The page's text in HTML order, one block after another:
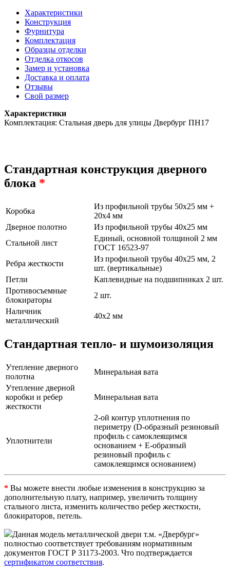
Характеристики
Конструкция
Фурнитура
Комплектация
Образцы отделки
Отделка откосов
Замер и установка
Доставка и оплата
Отзывы
Свой размер
Характеристики
Комплектация: Стальная дверь для улицы Двербург ПН17
Стандартная конструкция дверного
блока *
Коробка
Из профильной трубы 50х25 мм +
20х4 мм
Дверное полотно
Из профильной трубы 40х25 мм
Стальной лист
Единый, основной толщиной 2 мм
ГОСТ 16523-97
Ребра жесткости
Из профильной трубы 40х25 мм, 2
шт. (вертикальные)
Петли
Каплевидные на подшипниках 2 шт.
Противосъемные
блокираторы
2 шт.
Наличник
металлический
40х2 мм
Стандартная тепло- и шумоизоляция
Утепление дверного
полотна
Минеральная вата
Утепление дверной
коробки и ребер
жесткости
Минеральная вата
Уплотнители
2-ой контур уплотнения по
периметру (D-образный резиновый
профиль с самоклеящимся
основанием + Е-образный
резиновый профиль с
самоклеящимся основанием)
* Вы можете внести любые изменения в конструкцию за
дополнительную плату, например, увеличить толщину
стального листа, изменить количество ребер жесткости,
блокираторов, петель.
Данная модель металлической двери т.м. «Двербург»
полностью соответствует требованиям нормативным
документов ГОСТ Р 31173-2003. Что подтверждается
сертификатом соответствия.